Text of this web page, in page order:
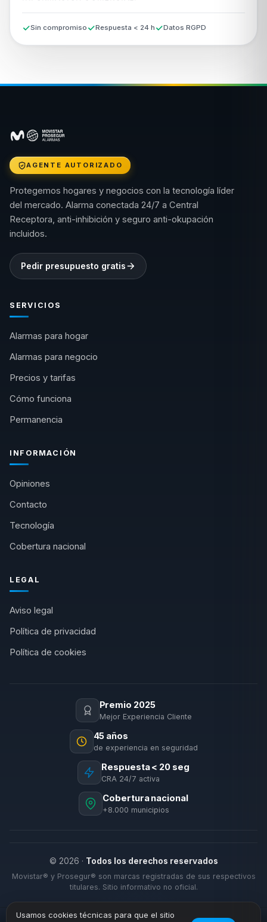
Sin compromiso Respuesta < 24 h Datos RGPD
Usamos cookies técnicas para que el sitio
AGENTE AUTORIZADO
Protegemos hogares y negocios con la tecnología líder
del mercado. Alarma conectada 24/7 a Central
Receptora, anti-inhibición y seguro anti-okupación
incluidos.
Pedir presupuesto gratis
SERVICIOS
Alarmas para hogar
Alarmas para negocio
Precios y tarifas
Cómo funciona
Permanencia
INFORMACIÓN
Opiniones
Contacto
Tecnología
Cobertura nacional
LEGAL
Aviso legal
Política de privacidad
Política de cookies
Premio 2025
Mejor Experiencia Cliente
45 años
de experiencia en seguridad
Respuesta < 20 seg
CRA 24/7 activa
Cobertura nacional
+8.000 municipios
© 2026 · Todos los derechos reservados
Movistar® y Prosegur® son marcas registradas de sus respectivos
titulares. Sitio informativo no oficial.